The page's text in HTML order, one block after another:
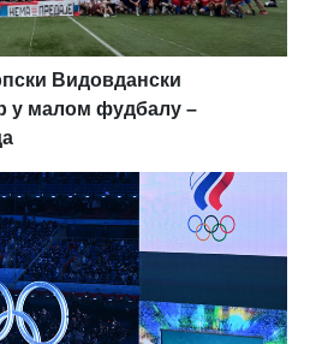
Видовдански
у малом фудбалу –